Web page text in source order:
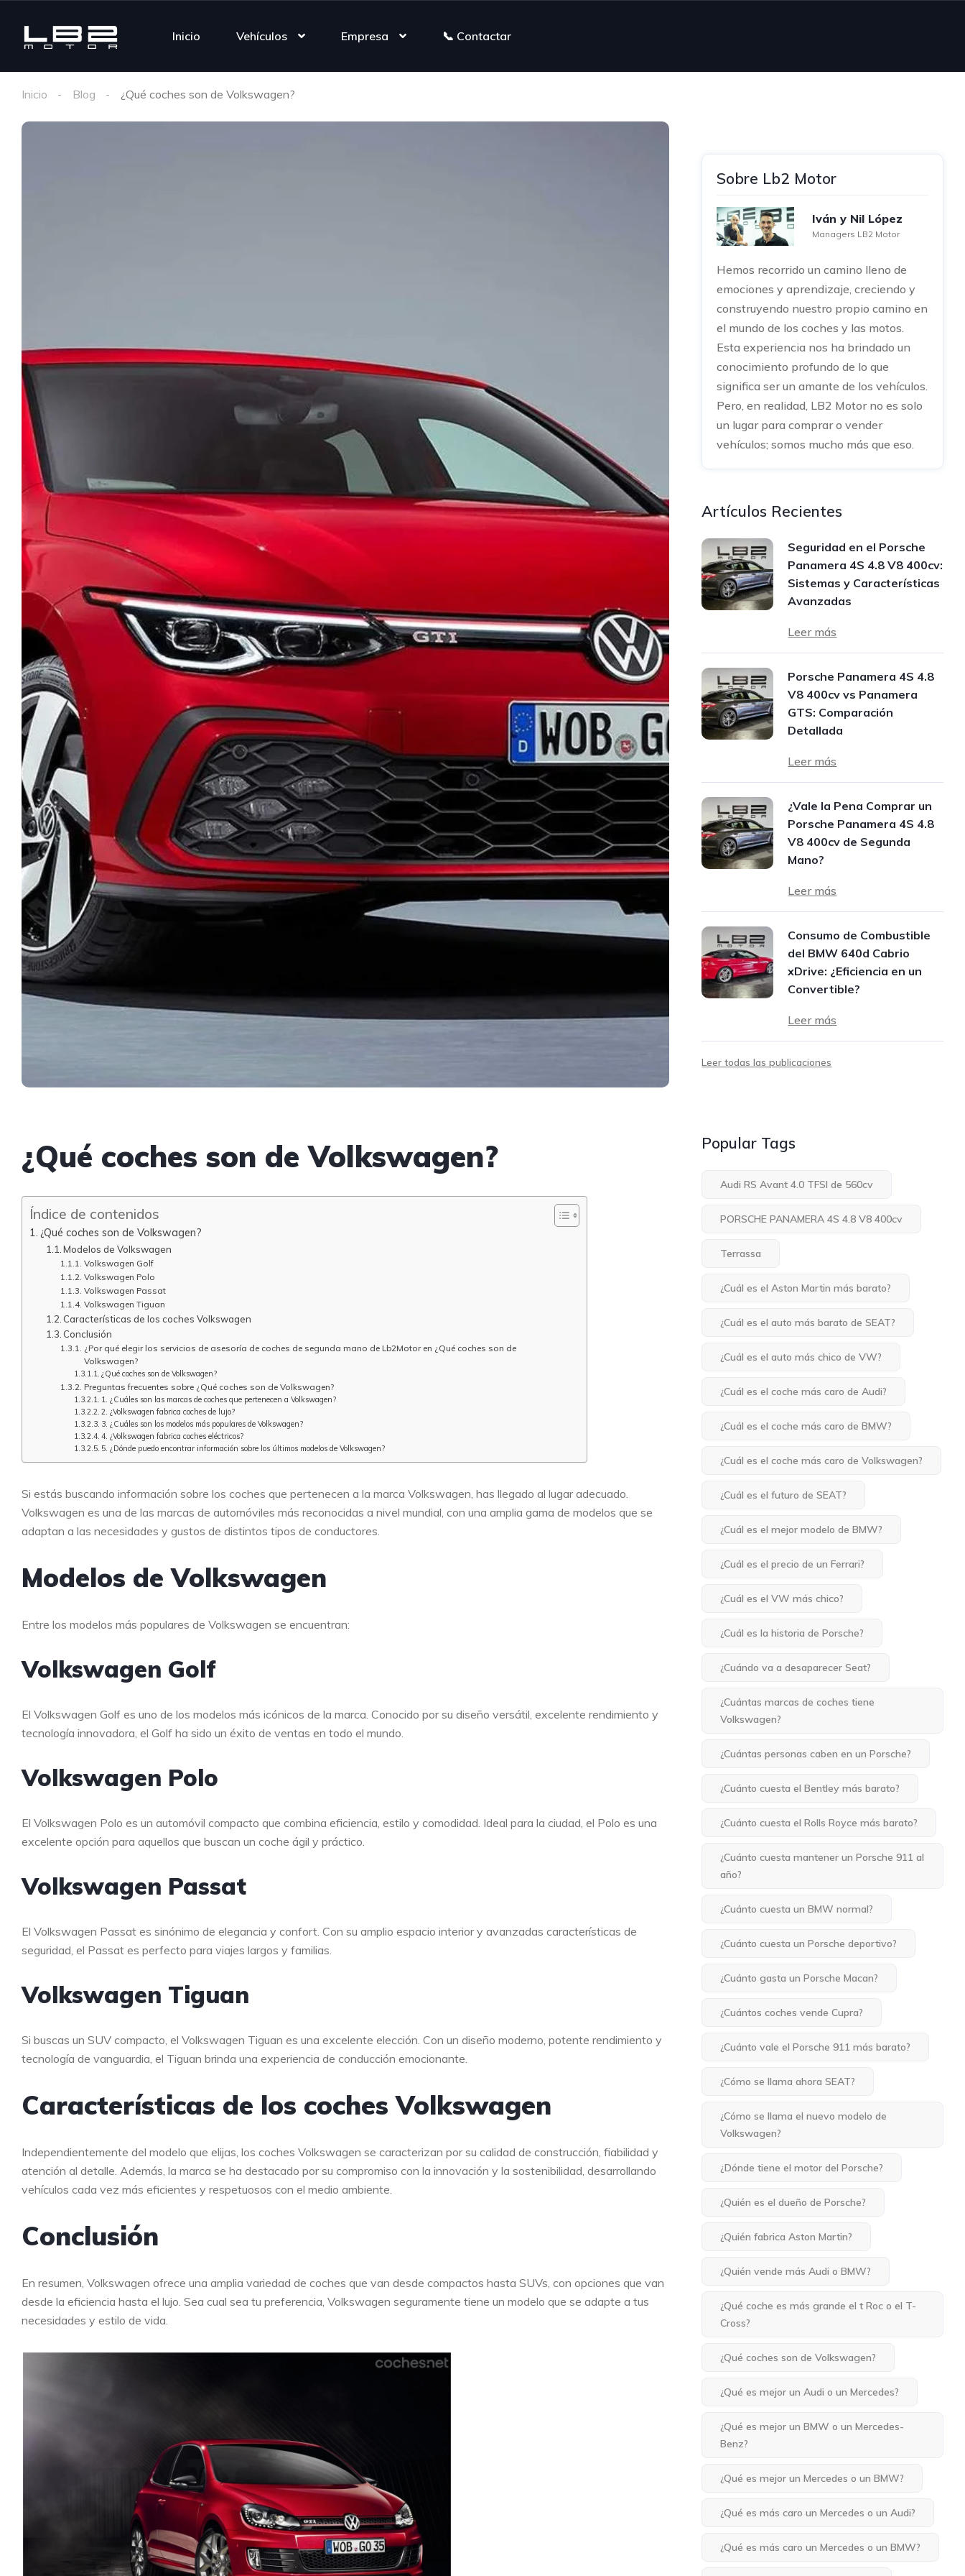
Inicio Vehículos Empresa 📞 Contactar
Inicio Blog ¿Qué coches son de Volkswagen?
¿Qué coches son de Volkswagen?
Índice de contenidos
¿Qué coches son de Volkswagen?
Modelos de Volkswagen
Volkswagen Golf
Volkswagen Polo
Volkswagen Passat
Volkswagen Tiguan
Características de los coches Volkswagen
Conclusión
¿Por qué elegir los servicios de asesoría de coches de segunda mano de Lb2Motor en ¿Qué coches son de
Volkswagen?
¿Qué coches son de Volkswagen?
Preguntas frecuentes sobre ¿Qué coches son de Volkswagen?
1. ¿Cuáles son las marcas de coches que pertenecen a Volkswagen?
2. ¿Volkswagen fabrica coches de lujo?
3. ¿Cuáles son los modelos más populares de Volkswagen?
4. ¿Volkswagen fabrica coches eléctricos?
5. ¿Dónde puedo encontrar información sobre los últimos modelos de Volkswagen?
Si estás buscando información sobre los coches que pertenecen a la marca Volkswagen, has llegado al lugar adecuado.
Volkswagen es una de las marcas de automóviles más reconocidas a nivel mundial, con una amplia gama de modelos que se
adaptan a las necesidades y gustos de distintos tipos de conductores.
Modelos de Volkswagen
Entre los modelos más populares de Volkswagen se encuentran:
Volkswagen Golf
El Volkswagen Golf es uno de los modelos más icónicos de la marca. Conocido por su diseño versátil, excelente rendimiento y
tecnología innovadora, el Golf ha sido un éxito de ventas en todo el mundo.
Volkswagen Polo
El Volkswagen Polo es un automóvil compacto que combina eficiencia, estilo y comodidad. Ideal para la ciudad, el Polo es una
excelente opción para aquellos que buscan un coche ágil y práctico.
Volkswagen Passat
El Volkswagen Passat es sinónimo de elegancia y confort. Con su amplio espacio interior y avanzadas características de
seguridad, el Passat es perfecto para viajes largos y familias.
Volkswagen Tiguan
Si buscas un SUV compacto, el Volkswagen Tiguan es una excelente elección. Con un diseño moderno, potente rendimiento y
tecnología de vanguardia, el Tiguan brinda una experiencia de conducción emocionante.
Características de los coches Volkswagen
Independientemente del modelo que elijas, los coches Volkswagen se caracterizan por su calidad de construcción, fiabilidad y
atención al detalle. Además, la marca se ha destacado por su compromiso con la innovación y la sostenibilidad, desarrollando
vehículos cada vez más eficientes y respetuosos con el medio ambiente.
Conclusión
En resumen, Volkswagen ofrece una amplia variedad de coches que van desde compactos hasta SUVs, con opciones que van
desde la eficiencia hasta el lujo. Sea cual sea tu preferencia, Volkswagen seguramente tiene un modelo que se adapte a tus
necesidades y estilo de vida.
Sobre Lb2 Motor
Iván y Nil López
Managers LB2 Motor
Hemos recorrido un camino lleno de
emociones y aprendizaje, creciendo y
construyendo nuestro propio camino en
el mundo de los coches y las motos.
Esta experiencia nos ha brindado un
conocimiento profundo de lo que
significa ser un amante de los vehículos.
Pero, en realidad, LB2 Motor no es solo
un lugar para comprar o vender
vehículos; somos mucho más que eso.
Artículos Recientes
Seguridad en el Porsche
Panamera 4S 4.8 V8 400cv:
Sistemas y Características
Avanzadas
Leer más
Porsche Panamera 4S 4.8
V8 400cv vs Panamera
GTS: Comparación
Detallada
Leer más
¿Vale la Pena Comprar un
Porsche Panamera 4S 4.8
V8 400cv de Segunda
Mano?
Leer más
Consumo de Combustible
del BMW 640d Cabrio
xDrive: ¿Eficiencia en un
Convertible?
Leer más
Leer todas las publicaciones
Popular Tags
Audi RS Avant 4.0 TFSI de 560cv
PORSCHE PANAMERA 4S 4.8 V8 400cv
Terrassa
¿Cuál es el Aston Martin más barato?
¿Cuál es el auto más barato de SEAT?
¿Cuál es el auto más chico de VW?
¿Cuál es el coche más caro de Audi?
¿Cuál es el coche más caro de BMW?
¿Cuál es el coche más caro de Volkswagen?
¿Cuál es el futuro de SEAT?
¿Cuál es el mejor modelo de BMW?
¿Cuál es el precio de un Ferrari?
¿Cuál es el VW más chico?
¿Cuál es la historia de Porsche?
¿Cuándo va a desaparecer Seat?
¿Cuántas marcas de coches tiene
Volkswagen?
¿Cuántas personas caben en un Porsche?
¿Cuánto cuesta el Bentley más barato?
¿Cuánto cuesta el Rolls Royce más barato?
¿Cuánto cuesta mantener un Porsche 911 al
año?
¿Cuánto cuesta un BMW normal?
¿Cuánto cuesta un Porsche deportivo?
¿Cuánto gasta un Porsche Macan?
¿Cuántos coches vende Cupra?
¿Cuánto vale el Porsche 911 más barato?
¿Cómo se llama ahora SEAT?
¿Cómo se llama el nuevo modelo de
Volkswagen?
¿Dónde tiene el motor del Porsche?
¿Quién es el dueño de Porsche?
¿Quién fabrica Aston Martin?
¿Quién vende más Audi o BMW?
¿Qué coche es más grande el t Roc o el T-
Cross?
¿Qué coches son de Volkswagen?
¿Qué es mejor un Audi o un Mercedes?
¿Qué es mejor un BMW o un Mercedes-
Benz?
¿Qué es mejor un Mercedes o un BMW?
¿Qué es más caro un Mercedes o un Audi?
¿Qué es más caro un Mercedes o un BMW?